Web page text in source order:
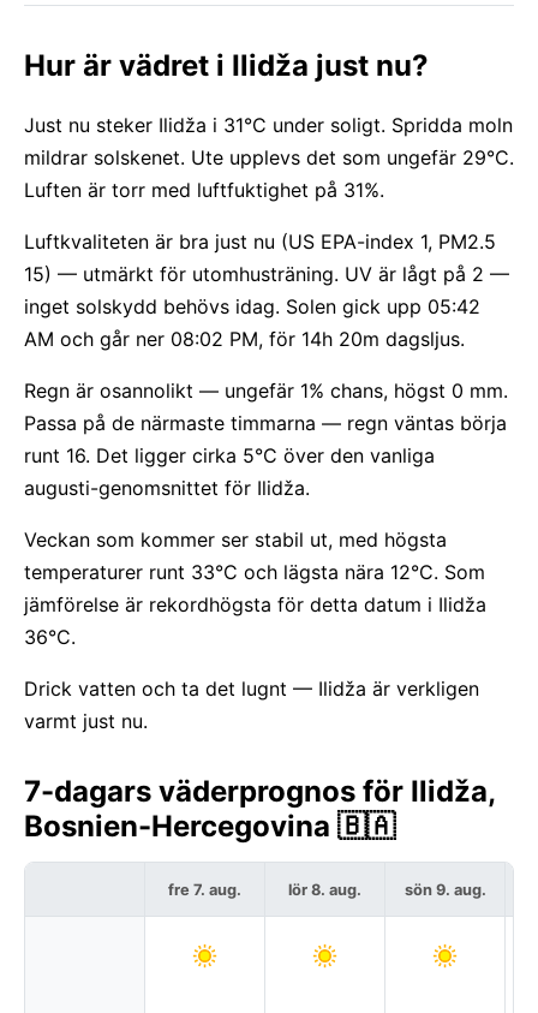
Hur är vädret i Ilidža just nu?
Just nu steker Ilidža i 31°C under soligt. Spridda moln
mildrar solskenet. Ute upplevs det som ungefär 29°C.
Luften är torr med luftfuktighet på 31%.
Luftkvaliteten är bra just nu (US EPA-index 1, PM2.5
15) — utmärkt för utomhusträning. UV är lågt på 2 —
inget solskydd behövs idag. Solen gick upp 05:42
AM och går ner 08:02 PM, för 14h 20m dagsljus.
Regn är osannolikt — ungefär 1% chans, högst 0 mm.
Passa på de närmaste timmarna — regn väntas börja
runt 16. Det ligger cirka 5°C över den vanliga
augusti-genomsnittet för Ilidža.
Veckan som kommer ser stabil ut, med högsta
temperaturer runt 33°C och lägsta nära 12°C. Som
jämförelse är rekordhögsta för detta datum i Ilidža
36°C.
Drick vatten och ta det lugnt — Ilidža är verkligen
varmt just nu.
7-dagars väderprognos för Ilidža,
Bosnien-Hercegovina 🇧🇦
fre 7. aug. lör 8. aug. sön 9. aug.